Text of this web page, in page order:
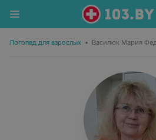
Логопед для взрослых • Василюк Мария